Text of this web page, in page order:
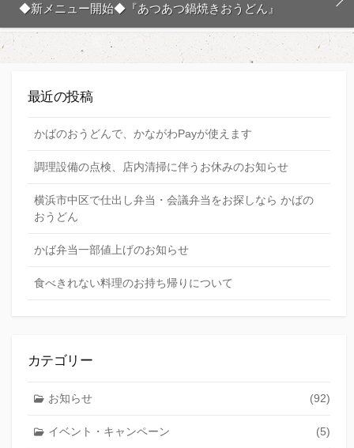
◆新メニュー開始◆『あつあつ鍋焼きおうどん』
最近の投稿
かばのおうどんで、かながわPayが使えます
調理設備の点検、店内清掃に伴うお休みのお知らせ
横浜市中区で仕出し弁当・会議弁当をお探しなら かばの
おうどん
かば弁当一部値上げのお知らせ
食べきれない料理のお持ち帰りについて
カテゴリー
お知らせ (92)
イベント・キャンペーン (5)